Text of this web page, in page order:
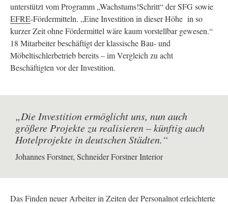
unterstützt vom Programm „Wachstums!Schritt“ der SFG sowie
EFRE-Fördermitteln. „Eine Investition in dieser Höhe in so
kurzer Zeit ohne Fördermittel wäre kaum vorstellbar gewesen.“
18 Mitarbeiter beschäftigt der klassische Bau- und
Möbeltischlerbetrieb bereits – im Vergleich zu acht
Beschäftigten vor der Investition.
„Die Investition ermöglicht uns, nun auch
größere Projekte zu realisieren – künftig auch
Hotelprojekte in deutschen Städten.“
Johannes Forstner, Schneider Forstner Interior
Das Finden neuer Arbeiter in Zeiten der Personalnot erleichterte